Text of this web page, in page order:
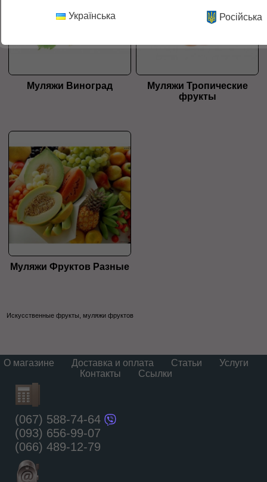
Муляжи Виноград
Муляжи Тропические
фрукты
Муляжи Фруктов Разные
Искусственные фрукты, муляжи фруктов
О магазине Доставка и оплата Статьи
Услуги
Контакты
Ссылки
(067) 588-74-64
(093) 656-99-07
(066) 489-12-79
Українська Російська